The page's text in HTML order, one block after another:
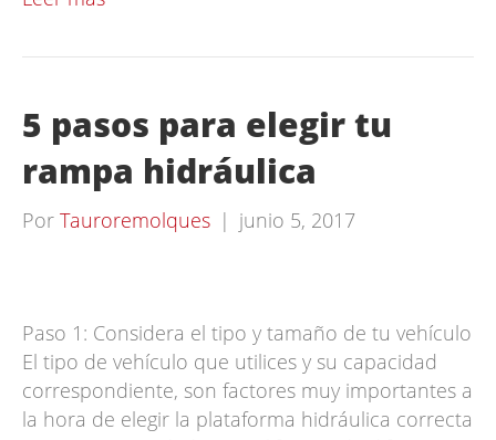
5 pasos para elegir tu
rampa hidráulica
Por Tauroremolques | junio 5, 2017
Paso 1: Considera el tipo y tamaño de tu vehículo
El tipo de vehículo que utilices y su capacidad
correspondiente, son factores muy importantes a
la hora de elegir la plataforma hidráulica correcta